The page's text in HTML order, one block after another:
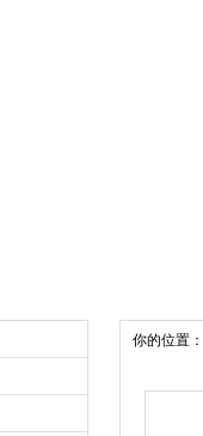
你的位置：